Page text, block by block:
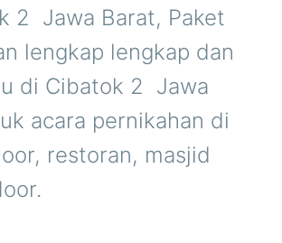
2  Jawa Barat, Paket
lengkap lengkap dan
di Cibatok 2  Jawa
acara pernikahan di
restoran, masjid